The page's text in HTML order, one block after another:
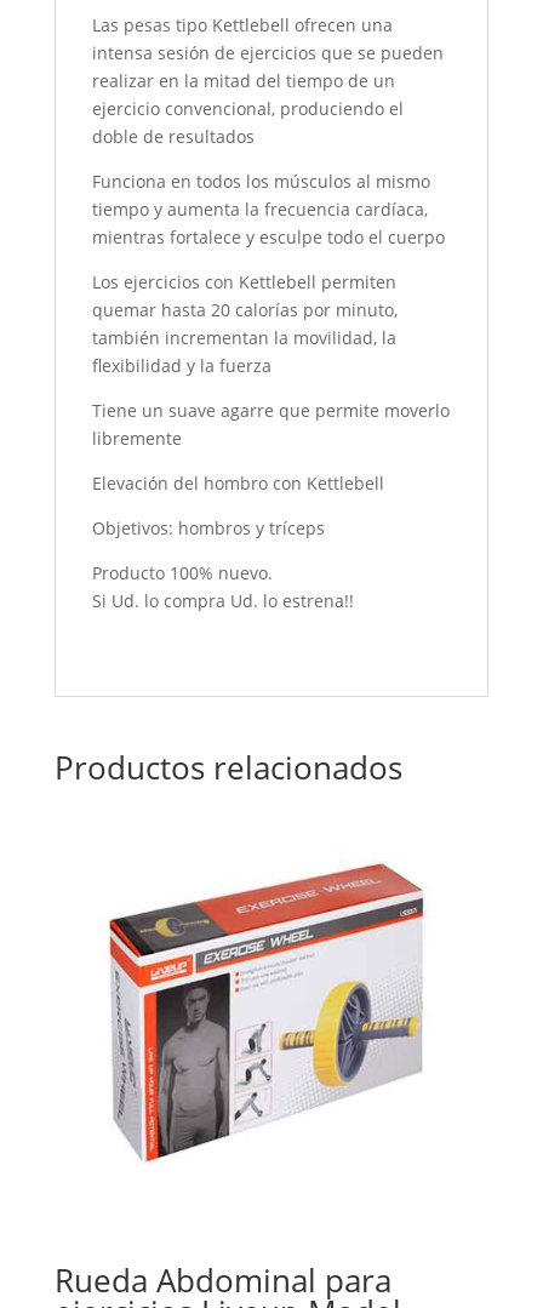
Las pesas tipo Kettlebell ofrecen una
intensa sesión de ejercicios que se pueden
realizar en la mitad del tiempo de un
ejercicio convencional, produciendo el
doble de resultados
Funciona en todos los músculos al mismo
tiempo y aumenta la frecuencia cardíaca,
mientras fortalece y esculpe todo el cuerpo
Los ejercicios con Kettlebell permiten
quemar hasta 20 calorías por minuto,
también incrementan la movilidad, la
flexibilidad y la fuerza
Tiene un suave agarre que permite moverlo
libremente
Elevación del hombro con Kettlebell
Objetivos: hombros y tríceps
Producto 100% nuevo.
Si Ud. lo compra Ud. lo estrena!!
Productos relacionados
Rueda Abdominal para